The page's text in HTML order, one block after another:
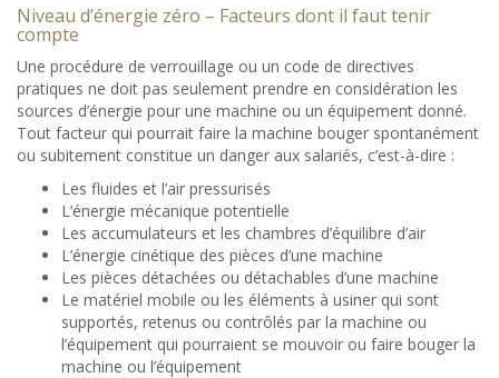
Niveau d’énergie zéro – Facteurs dont il faut tenir
compte
Une procédure de verrouillage ou un code de directives
pratiques ne doit pas seulement prendre en considération les
sources d’énergie pour une machine ou un équipement donné.
Tout facteur qui pourrait faire la machine bouger spontanément
ou subitement constitue un danger aux salariés, c’est-à-dire :
Les fluides et l’air pressurisés
L’énergie mécanique potentielle
Les accumulateurs et les chambres d’équilibre d’air
L’énergie cinétique des pièces d’une machine
Les pièces détachées ou détachables d’une machine
Le matériel mobile ou les éléments à usiner qui sont
supportés, retenus ou contrôlés par la machine ou
l’équipement qui pourraient se mouvoir ou faire bouger la
machine ou l’équipement